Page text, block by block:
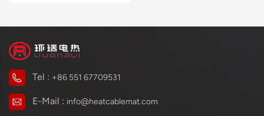
Tel : +86 551 67709531
E-Mail : info@heatcablemat.com